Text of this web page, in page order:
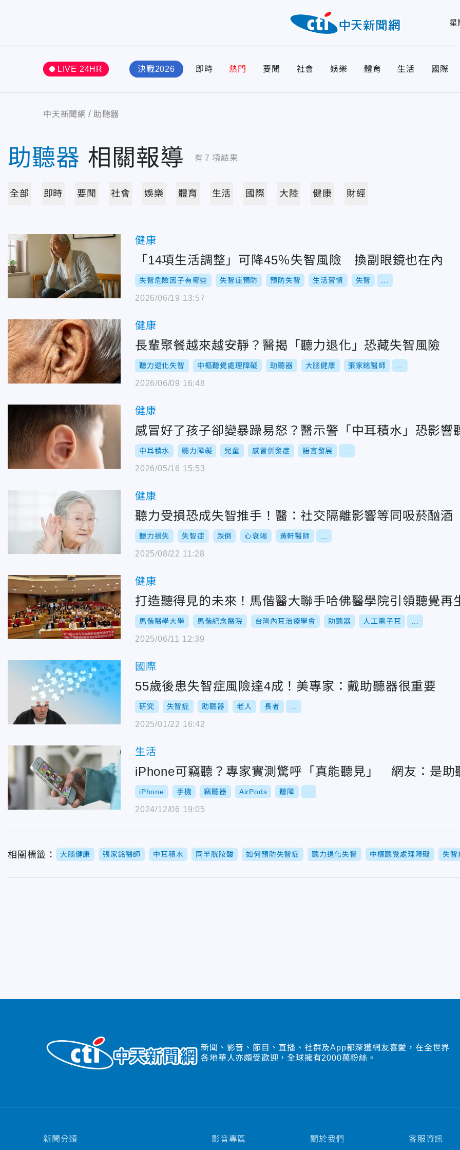
星
LIVE 24HR 決戰2026 即時 熱門 要聞 社會 娛樂 體育 生活 國際
中天新聞網 助聽器
助聽器 相關報導 有 7 項結果
全部 即時 要聞 社會 娛樂 體育 生活 國際 大陸 健康 財經
健康
「14項生活調整」可降45％失智風險 換副眼鏡也在內
失智危險因子有哪些 失智症預防 預防失智 生活習慣 失智
2026/06/19 13:57
健康
長輩聚餐越來越安靜？醫揭「聽力退化」恐藏失智風險
聽力退化失智 中樞聽覺處理障礙 助聽器 大腦健康 張家銘醫師
2026/06/09 16:48
健康
感冒好了孩子卻變暴躁易怒？醫示警「中耳積水」恐影響
中耳積水 聽力障礙 兒童 感冒併發症 語言發展
2026/05/16 15:53
健康
聽力受損恐成失智推手！醫：社交隔離影響等同吸菸酗酒
聽力損失 失智症 跌倒 心衰竭 黃軒醫師
2025/08/22 11:28
健康
打造聽得見的未來！馬偕醫大聯手哈佛醫學院引領聽覺再
馬偕醫學大學 馬偕紀念醫院 台灣內耳治療學會 助聽器 人工電子耳
2025/06/11 12:39
國際
55歲後患失智症風險達4成！美專家：戴助聽器很重要
研究 失智症 助聽器 老人 長者
2025/01/22 16:42
生活
iPhone可竊聽？專家實測驚呼「真能聽見」 網友：是助
iPhone 手機 竊聽器 AirPods 聽障
2024/12/06 19:05
相關標籤： 大腦健康 張家銘醫師 中耳積水 同半胱胺酸 如何預防失智症 聽力退化失智 中樞聽覺處理障礙 失智
新聞、影音、節目、直播、社群及App都深獲網友喜愛，在全世界
各地華人亦頗受歡迎，全球擁有2000萬粉絲。
新聞分類 影音專區 關於我們 客服資訊